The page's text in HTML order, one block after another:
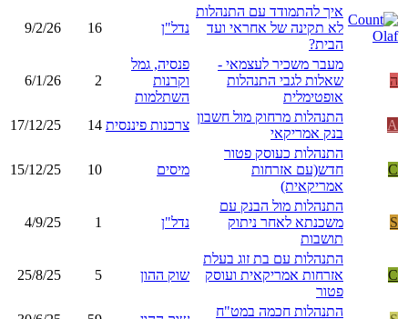
איך להתמודד עם התנהלות
לא תקינה של אחראי ועד
הבית?
נדל"ן 16
9/2/26
ה
מעבר משכיר לעצמאי -
שאלות לגבי התנהלות
אופטימלית
פנסיה, גמל
וקרנות
השתלמות
2
6/1/26
A
התנהלות מרחוק מול חשבון
בנק אמריקאי
צרכנות פיננסית 14
17/12/25
C
התנהלות כעוסק פטור
חדש(עם אזרחות
אמריקאית)
מיסים 10
15/12/25
S
התנהלות מול הבנק עם
משכנתא לאחר ניתוק
תושבות
נדל"ן 1
4/9/25
C
התנהלות עם בת זוג בעלת
אזרחות אמריקאית ועוסק
פטור
שוק ההון 5
25/8/25
התנהלות חכמה במט"ח